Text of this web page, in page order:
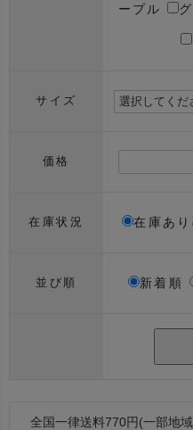
ープル
サイズ
価格
在庫状況 在庫あ
並び順 新着順
全国一律送料770円(一部地